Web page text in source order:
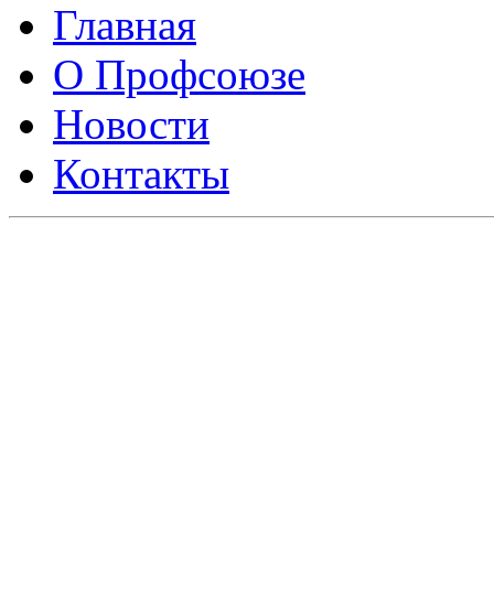
Главная
О Профсоюзе
Новости
Контакты